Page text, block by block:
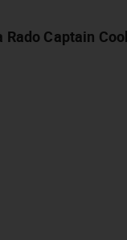
Captain